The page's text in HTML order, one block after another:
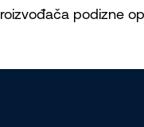
podizne